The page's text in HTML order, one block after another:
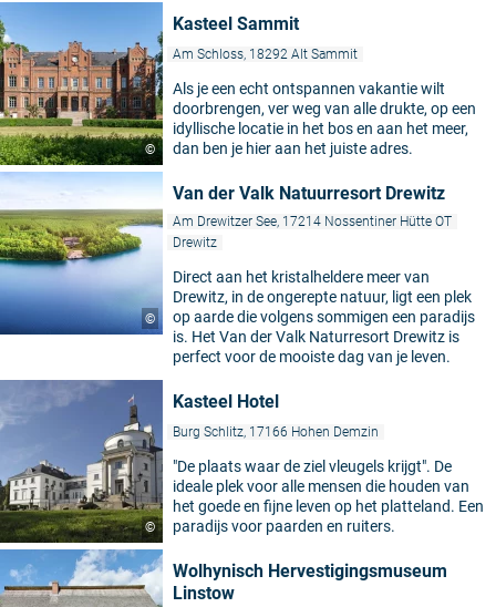
©
Kasteel Sammit
Am Schloss, 18292 Alt Sammit
Als je een echt ontspannen vakantie wilt
doorbrengen, ver weg van alle drukte, op een
idyllische locatie in het bos en aan het meer,
dan ben je hier aan het juiste adres.
©
Van der Valk Natuurresort Drewitz
Am Drewitzer See, 17214 Nossentiner Hütte OT
Drewitz
Direct aan het kristalheldere meer van
Drewitz, in de ongerepte natuur, ligt een plek
op aarde die volgens sommigen een paradijs
is. Het Van der Valk Naturresort Drewitz is
perfect voor de mooiste dag van je leven.
©
Kasteel Hotel
Burg Schlitz, 17166 Hohen Demzin
"De plaats waar de ziel vleugels krijgt". De
ideale plek voor alle mensen die houden van
het goede en fijne leven op het platteland. Een
paradijs voor paarden en ruiters.
Wolhynisch Hervestigingsmuseum
Linstow